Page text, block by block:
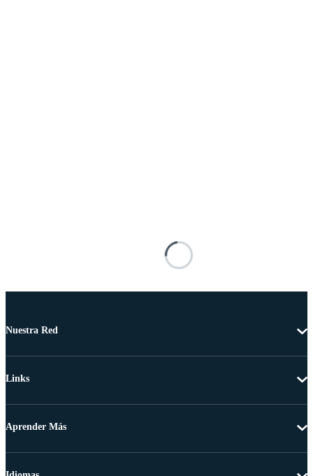
Nuestra Red
Links
Aprender Más